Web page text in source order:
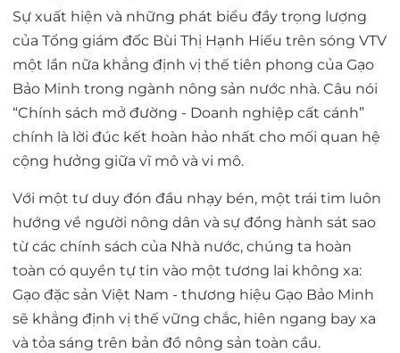
Sự xuất hiện và những phát biểu đầy trọng lượng
của Tổng giám đốc Bùi Thị Hạnh Hiếu trên sóng VTV
một lần nữa khẳng định vị thế tiên phong của Gạo
Bảo Minh trong ngành nông sản nước nhà. Câu nói
“Chính sách mở đường - Doanh nghiệp cất cánh”
chính là lời đúc kết hoàn hảo nhất cho mối quan hệ
cộng hưởng giữa vĩ mô và vi mô.
Với một tư duy đón đầu nhạy bén, một trái tim luôn
hướng về người nông dân và sự đồng hành sát sao
từ các chính sách của Nhà nước, chúng ta hoàn
toàn có quyền tự tin vào một tương lai không xa:
Gạo đặc sản Việt Nam - thương hiệu Gạo Bảo Minh
sẽ khẳng định vị thế vững chắc, hiên ngang bay xa
và tỏa sáng trên bản đồ nông sản toàn cầu.